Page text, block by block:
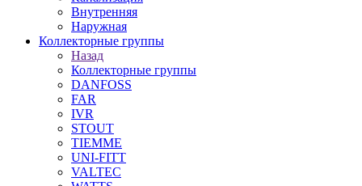
Внутренняя
Наружная
Коллекторные группы
Назад
Коллекторные группы
DANFOSS
FAR
IVR
STOUT
TIEMME
UNI-FITT
VALTEC